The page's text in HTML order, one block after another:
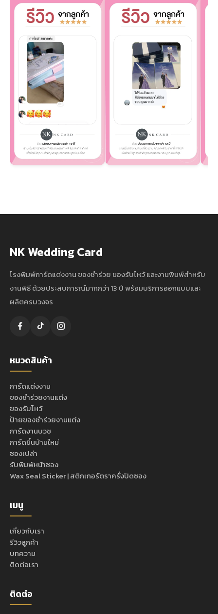
NK Wedding Card
โรงพิมพ์การ์ดแต่งงาน ของชำร่วย ของรับไหว้ และงานพิมพ์สำหรับ
งานพิธี ด้วยประสบการณ์มากกว่า 13 ปี พร้อมบริการออกแบบและ
ผลิตครบวงจร
หมวดสินค้า
การ์ดแต่งงาน
ของชำร่วยงานแต่ง
ของรับไหว้
ป้ายของชำร่วยงานแต่ง
การ์ดงานบวช
การ์ดขึ้นบ้านใหม่
ซองเปล่า
รับพิมพ์หน้าซอง
Wax Seal Sticker | สติกเกอร์ตราครั่งปิดซอง
เมนู
เกี่ยวกับเรา
รีวิวลูกค้า
บทความ
ติดต่อเรา
ติดต่อ